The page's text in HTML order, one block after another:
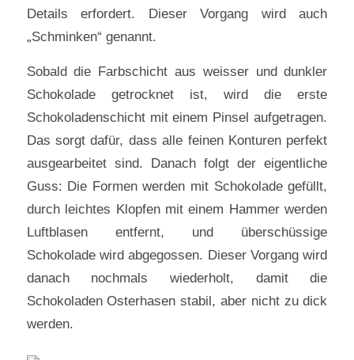
Details erfordert. Dieser Vorgang wird auch
„Schminken“ genannt.
Sobald die Farbschicht aus weisser und dunkler
Schokolade getrocknet ist, wird die erste
Schokoladenschicht mit einem Pinsel aufgetragen.
Das sorgt dafür, dass alle feinen Konturen perfekt
ausgearbeitet sind. Danach folgt der eigentliche
Guss: Die Formen werden mit Schokolade gefüllt,
durch leichtes Klopfen mit einem Hammer werden
Luftblasen entfernt, und überschüssige
Schokolade wird abgegossen. Dieser Vorgang wird
danach nochmals wiederholt, damit die
Schokoladen Osterhasen stabil, aber nicht zu dick
werden.